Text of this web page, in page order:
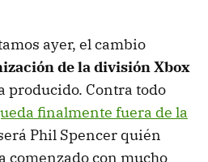
ayer, el cambio
de la división Xbox
producido. Contra todo
finalmente fuera de la
Phil Spencer quién
comenzado con mucho